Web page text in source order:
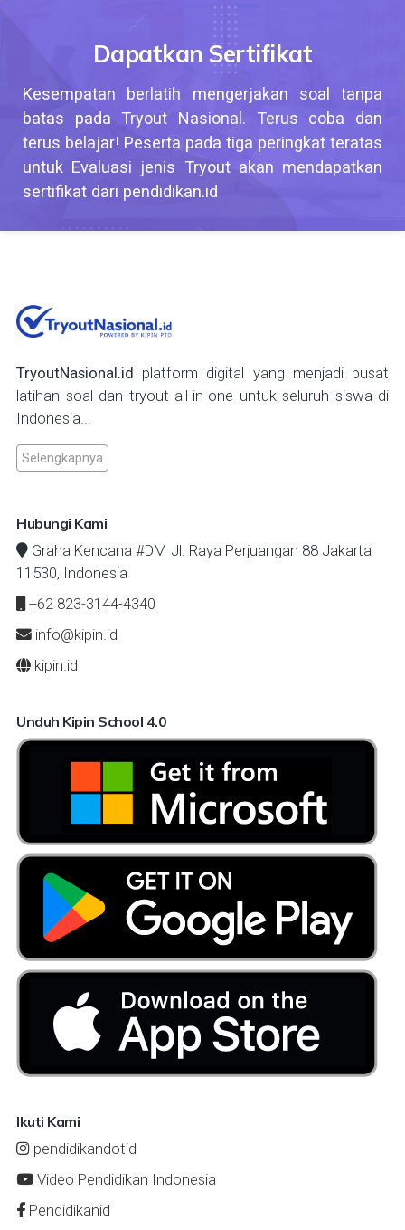
Dapatkan Sertifikat
Kesempatan berlatih mengerjakan soal tanpa
batas pada Tryout Nasional. Terus coba dan
terus belajar! Peserta pada tiga peringkat teratas
untuk Evaluasi jenis Tryout akan mendapatkan
sertifikat dari pendidikan.id
TryoutNasional.id platform digital yang menjadi pusat
latihan soal dan tryout all-in-one untuk seluruh siswa di
Indonesia...
Selengkapnya
Hubungi Kami
Graha Kencana #DM Jl. Raya Perjuangan 88 Jakarta
11530, Indonesia
+62 823-3144-4340
info@kipin.id
kipin.id
Unduh Kipin School 4.0
Ikuti Kami
pendidikandotid
Video Pendidikan Indonesia
Pendidikanid